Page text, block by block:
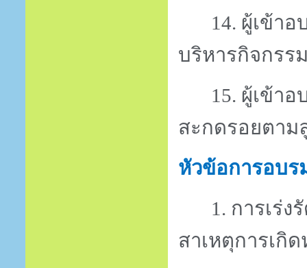
14. ผู้เข้าอ
บริหารกิจกรร
15. ผู้เข้าอ
สะกดรอยตาม
หัวข้อการอบร
1. การเร่
สาเหตุการเกิ